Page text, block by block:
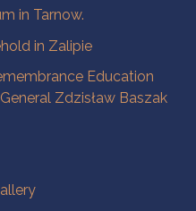
in Tarnow.
in Zalipie
Education
Zdzisław Baszak